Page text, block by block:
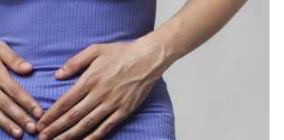
olajša dostop patogenim mikroorganizmom
tudi možnosti za vnetje mehurja.